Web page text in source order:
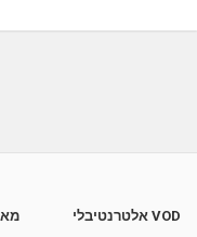
VOD אלטרנטיבלי